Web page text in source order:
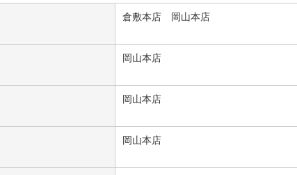
倉敷本店 岡山本店
岡山本店
岡山本店
岡山本店